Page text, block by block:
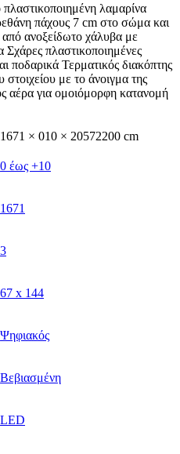
λαμαρίνα
πάχους 7 cm στο σώμα και
ανοξείδωτο χάλυβα με
Σχάρες πλαστικοποιημένες
ποδαρικά Τερματικός διακόπτης
στοιχείου με το άνοιγμα της
αέρα για ομοιόμορφη κατανομή
1671 × 010 × 20572200 cm
0 έως +10
1671
3
67 x 144
Ψηφιακός
Βεβιασμένη
LED